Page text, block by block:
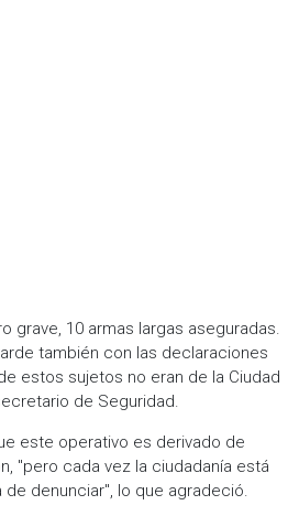
grave, 10 armas largas aseguradas.
también con las declaraciones
estos sujetos no eran de la Ciudad
de Seguridad.
este operativo es derivado de
"pero cada vez la ciudadanía está
denunciar", lo que agradeció.